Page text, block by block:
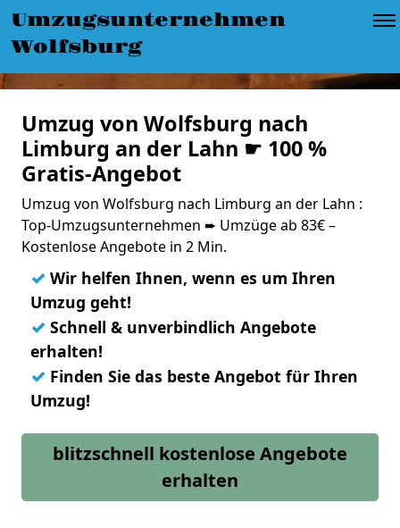
Umzugsunternehmen
Wolfsburg
Umzug von Wolfsburg nach
Limburg an der Lahn ☛ 100 %
Gratis-Angebot
Umzug von Wolfsburg nach Limburg an der Lahn :
Top-Umzugsunternehmen ➨ Umzüge ab 83€ –
Kostenlose Angebote in 2 Min.
✓ Wir helfen Ihnen, wenn es um Ihren
Umzug geht!
✓ Schnell & unverbindlich Angebote
erhalten!
✓ Finden Sie das beste Angebot für Ihren
Umzug!
blitzschnell kostenlose Angebote
erhalten